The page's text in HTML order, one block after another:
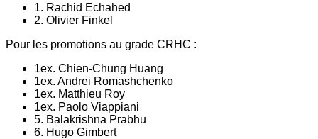
1. Rachid Echahed
2. Olivier Finkel
Pour les promotions au grade CRHC :
1ex. Chien-Chung Huang
1ex. Andrei Romashchenko
1ex. Matthieu Roy
1ex. Paolo Viappiani
5. Balakrishna Prabhu
6. Hugo Gimbert